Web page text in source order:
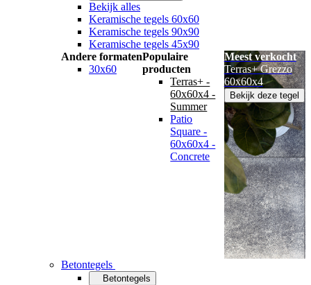
Bekijk alles
Keramische tegels 60x60
Keramische tegels 90x90
Keramische tegels 45x90
Andere formaten
30x60
Populaire
producten
Terras+ -
60x60x4 -
Summer
Patio
Square -
60x60x4 -
Concrete
Meest verkocht
Terras+ Grezzo
60x60x4
Bekijk deze tegel
Betontegels
Betontegels